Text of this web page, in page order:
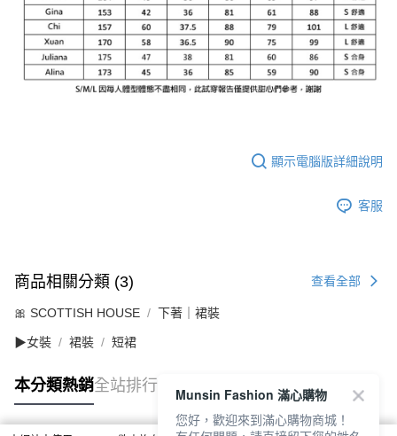
顯示電腦版詳細說明
客服
商品相關分類 (3) 查看全部
🎀 SCOTTISH HOUSE 下著｜裙裝
▶女裝 裙裝 短裙
本分類熱銷全站排行
Munsin Fashion 滿心購物
您好，歡迎來到滿心購物商城！